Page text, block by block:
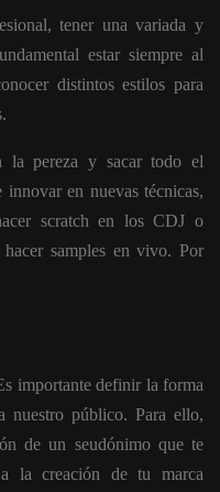
tener una variada y
estar siempre al
distintos estilos para
la pereza y sacar todo el
en nuevas técnicas,
scratch en los CDJ o
samples en vivo. Por
importante definir la forma
nuestro público. Para ello,
de un seudónimo que te
la creación de tu marca